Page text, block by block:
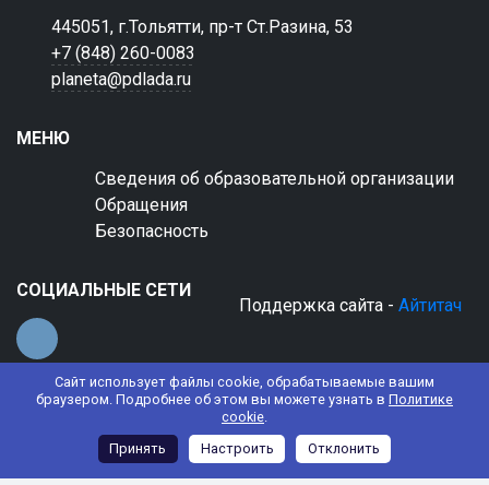
Сайт использует файлы cookie, обрабатываемые вашим
браузером. Подробнее об этом вы можете узнать в Политике
cookie.
Принять
Настроить Отклонить
445051, г.Тольятти, пр-т Ст.Разина, 53
+7 (848) 260-0083
planeta@pdlada.ru
МЕНЮ
Сведения об образовательной организации
Обращения
Безопасность
СОЦИАЛЬНЫЕ СЕТИ
Поддержка сайта - Айтитач
© 2022 АНО ДО "Планета детства "Лада"